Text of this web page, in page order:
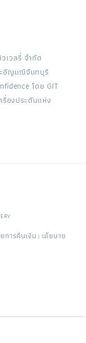
เวลรี่ จำกัด
ะอัญมณีจันทบุรี
โดย GIT
องประดับแห่ง
การคืนเงิน | นโยบาย